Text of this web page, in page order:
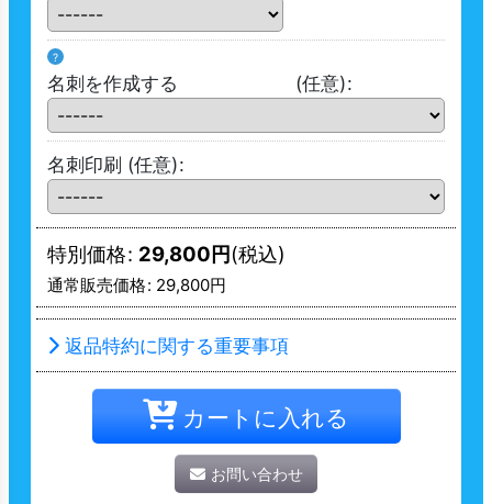
?
名刺を作成する (任意):
名刺印刷 (任意):
特別価格: 29,800円(税込)
通常販売価格: 29,800円
返品特約に関する重要事項
カートに入れる
お問い合わせ